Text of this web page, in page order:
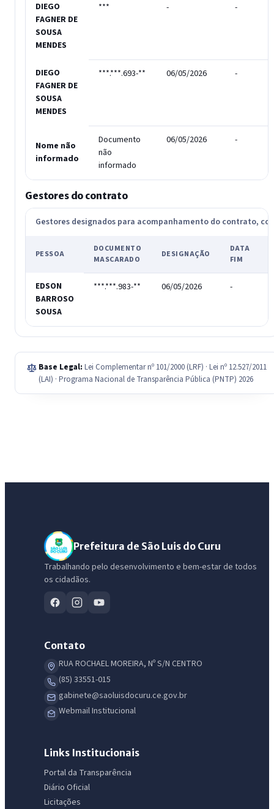
DIEGO
FAGNER DE
SOUSA
MENDES
*** - -
DIEGO
FAGNER DE
SOUSA
MENDES
***.***.693-** 06/05/2026 -
Nome não
informado
Documento
não
informado
06/05/2026 -
Gestores do contrato
Gestores designados para acompanhamento do contrato,
PESSOA
DOCUMENTO
MASCARADO
DESIGNAÇÃO
DATA
FIM
EDSON
BARROSO
SOUSA
***.***.983-** 06/05/2026 -
Base Legal: Lei Complementar nº 101/2000 (LRF) · Lei nº 12.527/2011
(LAI) · Programa Nacional de Transparência Pública (PNTP) 2026
Prefeitura de São Luis do Curu
Trabalhando pelo desenvolvimento e bem-estar de todos
os cidadãos.
Contato
RUA ROCHAEL MOREIRA, Nº S/N CENTRO
(85) 33551-015
gabinete@saoluisdocuru.ce.gov.br
Webmail Institucional
Links Institucionais
Portal da Transparência
Diário Oficial
Licitações